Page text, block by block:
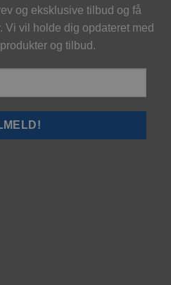
og eksklusive tilbud og få
vil holde dig opdateret med
og tilbud.